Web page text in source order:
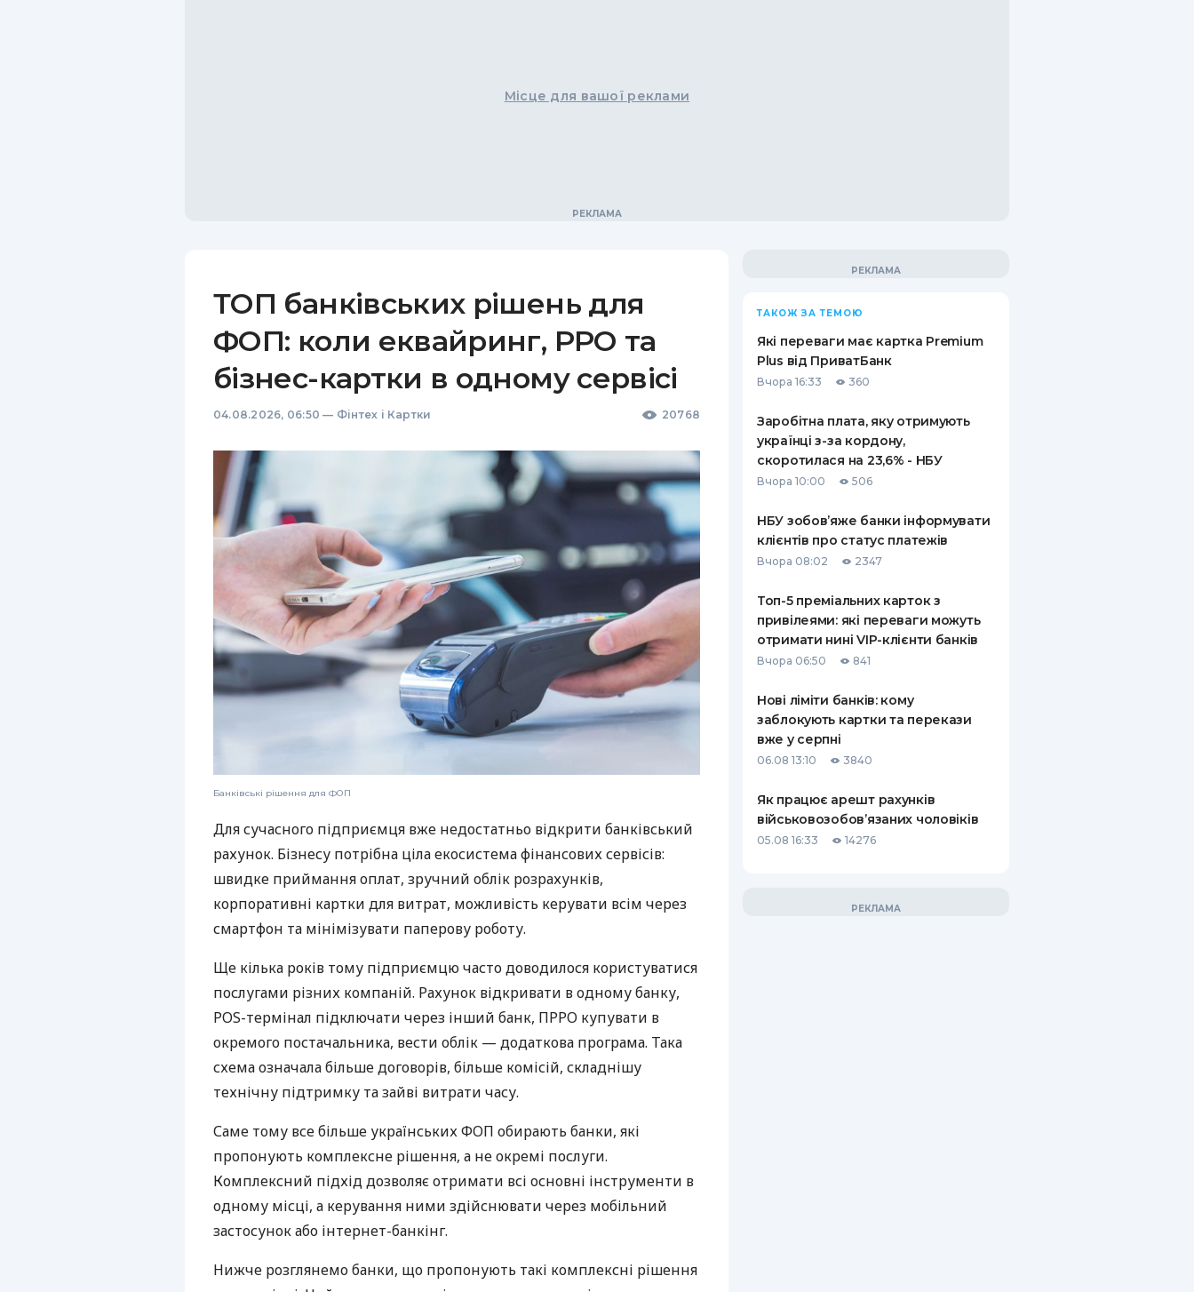
Місце для вашої реклами
ТОП банківських рішень для
ФОП: коли еквайринг, РРО та
бізнес-картки в одному сервісі
04.08.2026, 06:50 — Фінтех і Картки 20768
Банківські рішення для ФОП
Для сучасного підприємця вже недостатньо відкрити банківський
рахунок. Бізнесу потрібна ціла екосистема фінансових сервісів:
швидке приймання оплат, зручний облік розрахунків,
корпоративні картки для витрат, можливість керувати всім через
смартфон та мінімізувати паперову роботу.
Ще кілька років тому підприємцю часто доводилося користуватися
послугами різних компаній. Рахунок відкривати в одному банку,
POS-термінал підключати через інший банк, ПРРО купувати в
окремого постачальника, вести облік — додаткова програма. Така
схема означала більше договорів, більше комісій, складнішу
технічну підтримку та зайві витрати часу.
Саме тому все більше українських ФОП обирають банки, які
пропонують комплексне рішення, а не окремі послуги.
Комплексний підхід дозволяє отримати всі основні інструменти в
одному місці, а керування ними здійснювати через мобільний
застосунок або інтернет-банкінг.
Нижче розглянемо банки, що пропонують такі комплексні рішення
ТАКОЖ ЗА ТЕМОЮ
Які переваги має картка Premium
Plus від ПриватБанк
Вчора 16:33 360
Заробітна плата, яку отримують
українці з-за кордону,
скоротилася на 23,6% - НБУ
Вчора 10:00 506
НБУ зобов’яже банки інформувати
клієнтів про статус платежів
Вчора 08:02 2347
Топ-5 преміальних карток з
привілеями: які переваги можуть
отримати нині VIP-клієнти банків
Вчора 06:50 841
Нові ліміти банків: кому
заблокують картки та перекази
вже у серпні
06.08 13:10 3840
Як працює арешт рахунків
військовозобов’язаних чоловіків
05.08 16:33 14276